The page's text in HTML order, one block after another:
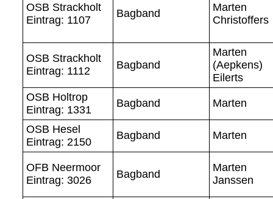
OSB Strackholt
Eintrag: 1107
Bagband
Marten
Christoffers
OSB Strackholt
Eintrag: 1112
Bagband
Marten
(Aepkens)
Eilerts
OSB Holtrop
Eintrag: 1331
Bagband Marten
OSB Hesel
Eintrag: 2150
Bagband Marten
OFB Neermoor
Eintrag: 3026
Bagband
Marten
Janssen